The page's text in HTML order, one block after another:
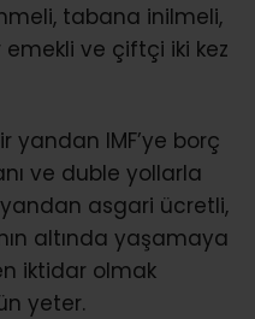
tabana inilmeli,
ve çiftçi iki kez
IMF’ye borç
ve duble yollarla
asgari ücretli,
altında yaşamaya
iktidar olmak
yeter.